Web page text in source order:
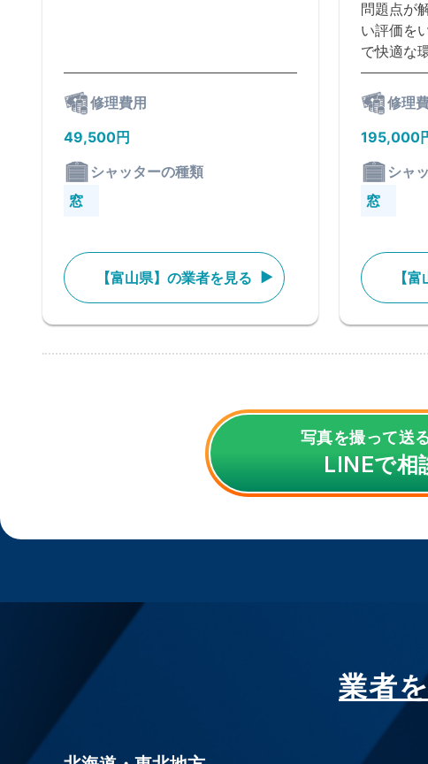
修理費用
49,500円
シャッターの種類
窓
【富山県】の業者を見る
問題点が
い評価を
で快適な
修理
195,000
シャ
窓
【
写真を撮って送
LINEで相
業者